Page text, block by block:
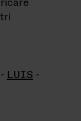
- LUIS -